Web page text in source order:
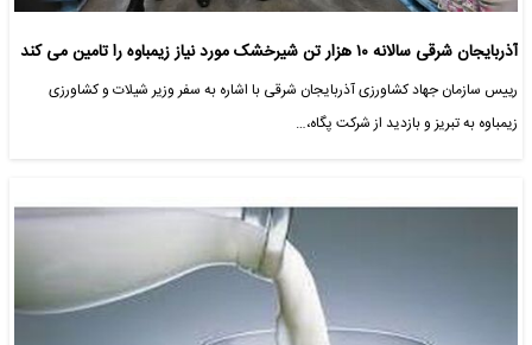
آذربایجان شرقی سالانه ۱۰ هزار تن شیرخشک مورد نیاز زیمباوه را تامین می کند
رییس سازمان جهاد کشاورزی آذربایجان شرقی با اشاره به سفر وزیر شیلات و کشاورزی
زیمباوه به تبریز و بازدید از شرکت پگاه،…